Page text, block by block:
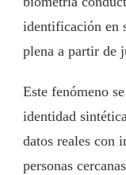
identificación en
plena a partir de
Este fenómeno
identidad
datos reales con
personas